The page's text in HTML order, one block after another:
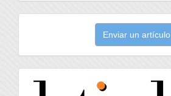
artículo
Enviar un artículo
latindex